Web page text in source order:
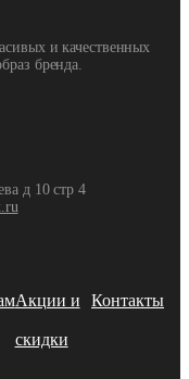
и качественных
бренда.
д 10 стр 4
Акции и
скидки
Контакты